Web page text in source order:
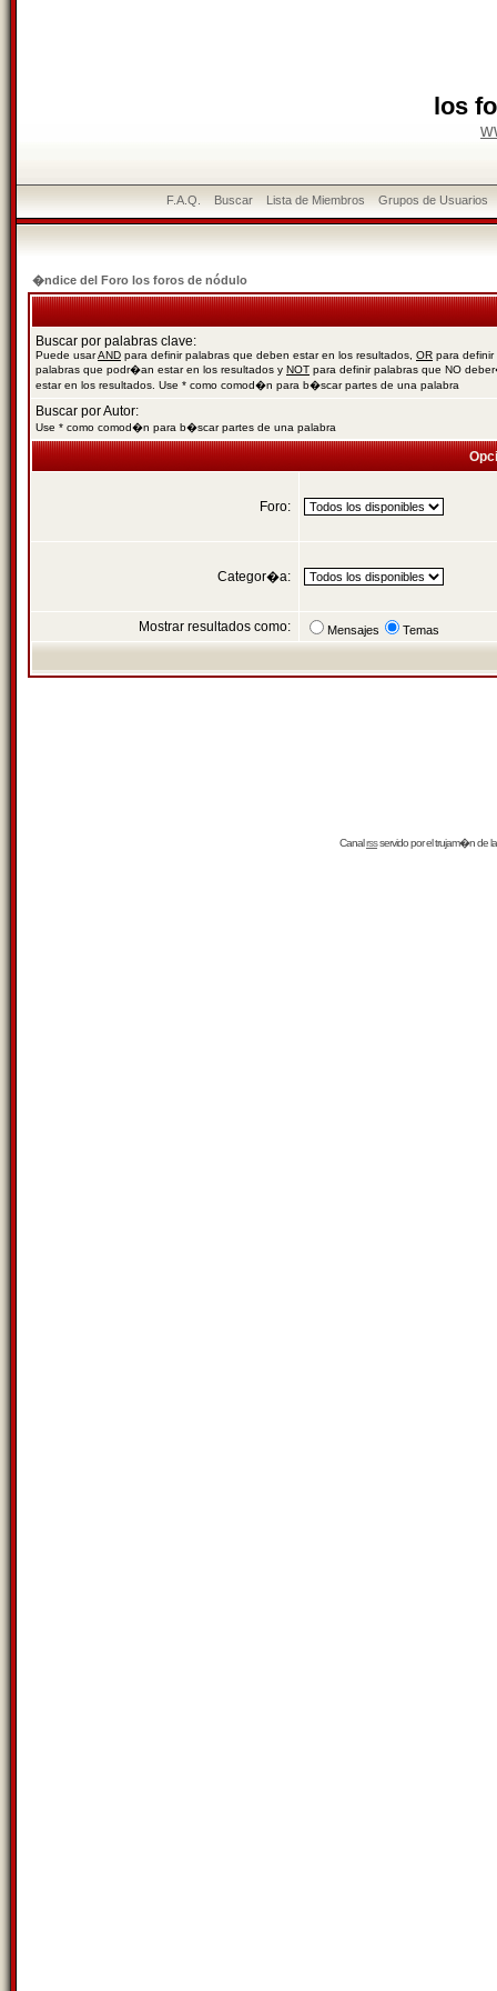
los
F.A.Q. Buscar Lista de Miembros Grupos de Usuarios
�ndice del Foro los foros de nódulo
Buscar por palabras clave:
Puede usarAND para definir palabras que deben estar en los resultados, OR para definir
palabras que podr�an estar en los resultados y NOT para definir palabras que NO
estar en los resultados. Use * como comod�n para b�scar partes de una palabra
Buscar por Autor:
Use * como comod�n para b�scar partes de una palabra
Foro:
Categor�a:
Mostrar resultados como: Mensajes Temas
Canalrssservido por eltrujam�nde